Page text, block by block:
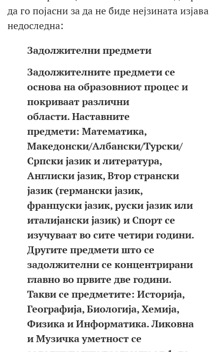
да го појасни за да не биде нејзината изјава
недоследна:
Задолжителни предмети
Задолжителните предмети се
основа на образовниот процес и
покриваат различни
области. Наставните
предмети: Математика,
Македонски/Албански/Турски/
Српски јазик и литература,
Англиски јазик, Втор странски
јазик (германски јазик,
француски јазик, руски јазик или
италијански јазик) и Спорт се
изучуваат во сите четири години.
Другите предмети што се
задолжителни се концентрирани
главно во првите две години.
Такви се предметите: Историја,
Географија, Биологија, Хемија,
Физика и Информатика. Ликовна
и Музичка уметност се